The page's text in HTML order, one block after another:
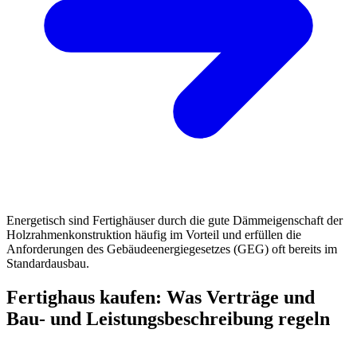
Energetisch sind Fertighäuser durch die gute Dämmeigenschaft der
Holzrahmenkonstruktion häufig im Vorteil und erfüllen die
Anforderungen des Gebäudeenergiegesetzes (GEG) oft bereits im
Standardausbau.
Fertighaus kaufen: Was Verträge und
Bau- und Leistungsbeschreibung regeln